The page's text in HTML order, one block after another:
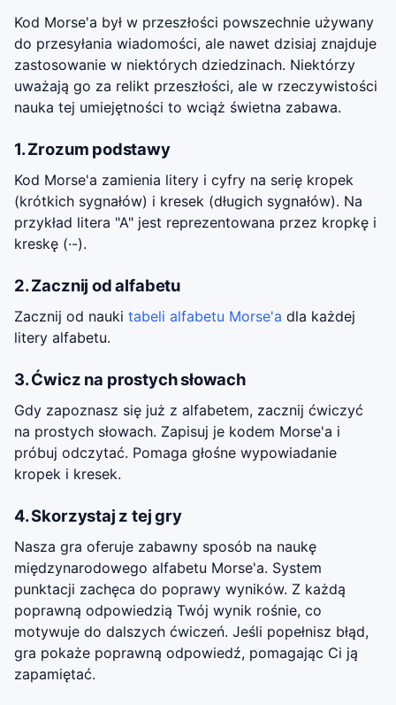
Kod Morse'a był w przeszłości powszechnie używany
do przesyłania wiadomości, ale nawet dzisiaj znajduje
zastosowanie w niektórych dziedzinach. Niektórzy
uważają go za relikt przeszłości, ale w rzeczywistości
nauka tej umiejętności to wciąż świetna zabawa.
1. Zrozum podstawy
Kod Morse'a zamienia litery i cyfry na serię kropek
(krótkich sygnałów) i kresek (długich sygnałów). Na
przykład litera "A" jest reprezentowana przez kropkę i
kreskę (·-).
2. Zacznij od alfabetu
Zacznij od nauki tabeli alfabetu Morse'a dla każdej
litery alfabetu.
3. Ćwicz na prostych słowach
Gdy zapoznasz się już z alfabetem, zacznij ćwiczyć
na prostych słowach. Zapisuj je kodem Morse'a i
próbuj odczytać. Pomaga głośne wypowiadanie
kropek i kresek.
4. Skorzystaj z tej gry
Nasza gra oferuje zabawny sposób na naukę
międzynarodowego alfabetu Morse'a. System
punktacji zachęca do poprawy wyników. Z każdą
poprawną odpowiedzią Twój wynik rośnie, co
motywuje do dalszych ćwiczeń. Jeśli popełnisz błąd,
gra pokaże poprawną odpowiedź, pomagając Ci ją
zapamiętać.